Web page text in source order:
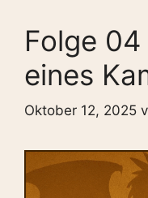
Folge
eines
Oktober 12, 2025